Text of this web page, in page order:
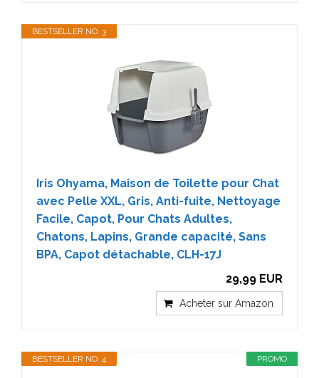
BESTSELLER NO. 3
Iris Ohyama, Maison de Toilette pour Chat
avec Pelle XXL, Gris, Anti-fuite, Nettoyage
Facile, Capot, Pour Chats Adultes,
Chatons, Lapins, Grande capacité, Sans
BPA, Capot détachable, CLH-17J
29,99 EUR
Acheter sur Amazon
PROMO
BESTSELLER NO. 4